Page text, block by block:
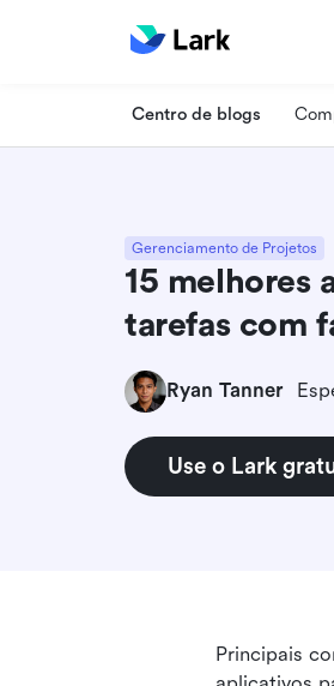
Centro de blogs
Gerenciamento de Projetos
15 melhores
tarefas com
Ryan Tanner
Use o Lark
Principais